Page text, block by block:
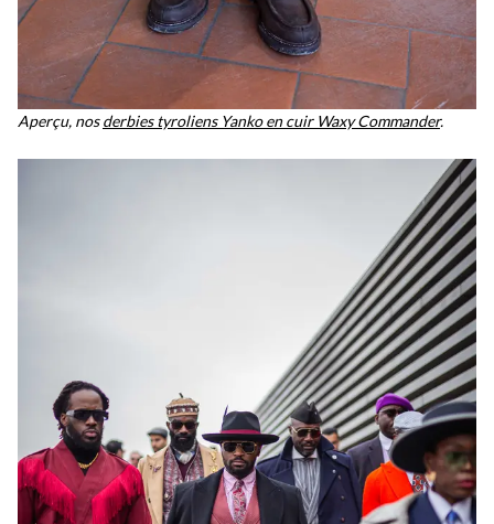
Aperçu, nosderbies tyroliens Yanko en cuir Waxy Commander.